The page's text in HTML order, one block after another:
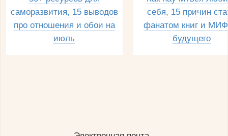
саморазвития, 15 выводов
про отношения и обои на
июль
себя, 15 причин
фанатом книг и
будущего